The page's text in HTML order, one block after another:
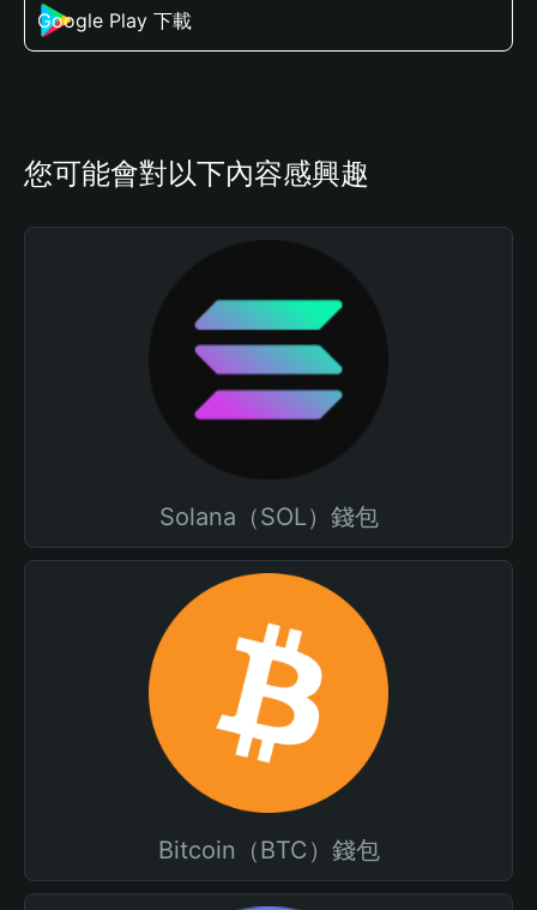
Google Play 下載
您可能會對以下內容感興趣
Solana（SOL）錢包
Bitcoin（BTC）錢包